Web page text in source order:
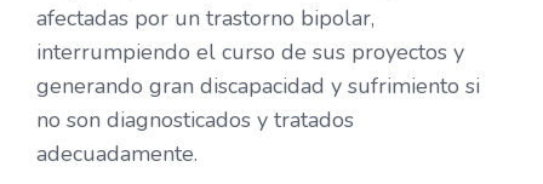
afectadas por un trastorno bipolar,
interrumpiendo el curso de sus proyectos y
generando gran discapacidad y sufrimiento si
no son diagnosticados y tratados
adecuadamente.